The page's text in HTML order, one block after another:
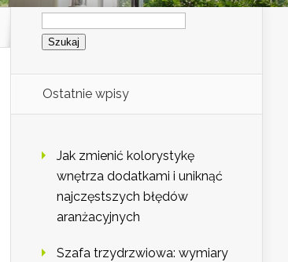
Szukaj:
Ostatnie wpisy
Jak zmienić kolorystykę
wnętrza dodatkami i uniknąć
najczęstszych błędów
aranżacyjnych
Szafa trzydrzwiowa: wymiary